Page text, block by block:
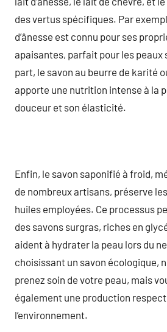
des vertus spécifiques. Par
d’ânesse est connu pour ses
apaisantes, parfait pour les peaux
part, le savon au beurre de karité
apporte une nutrition intense à la
douceur et son élasticité.
Enfin, le savon saponifié à froid,
de nombreux artisans, préserve
huiles employées. Ce processus
des savons surgras, riches en
aident à hydrater la peau lors du
choisissant un savon écologique,
prenez soin de votre peau, mais
également une production
l’environnement.